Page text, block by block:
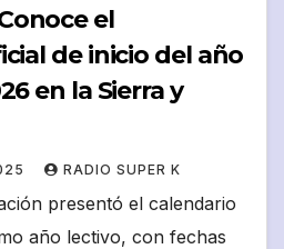
el
de inicio del año
en la Sierra y
RADIO SUPER K
presentó el calendario
año lectivo, con fechas